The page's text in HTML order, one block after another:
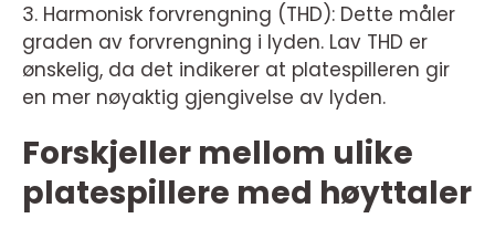
3. Harmonisk forvrengning (THD): Dette måler
graden av forvrengning i lyden. Lav THD er
ønskelig, da det indikerer at platespilleren gir
en mer nøyaktig gjengivelse av lyden.
Forskjeller mellom ulike
platespillere med høyttaler